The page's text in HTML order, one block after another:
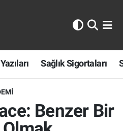
Sağlık Sigortaları
Benzer Bir